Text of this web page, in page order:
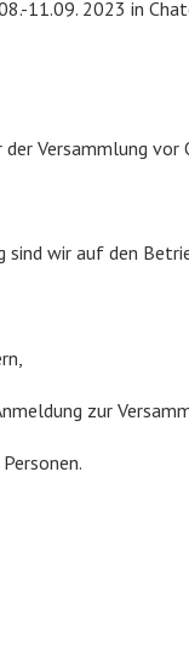
11.09. 2023 in
Versammlung vor
sind wir auf den
zur